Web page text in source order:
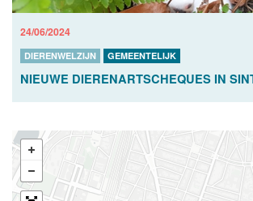
24/06/2024
DIERENWELZIJN GEMEENTELIJK
NIEUWE DIERENARTSCHEQUES IN